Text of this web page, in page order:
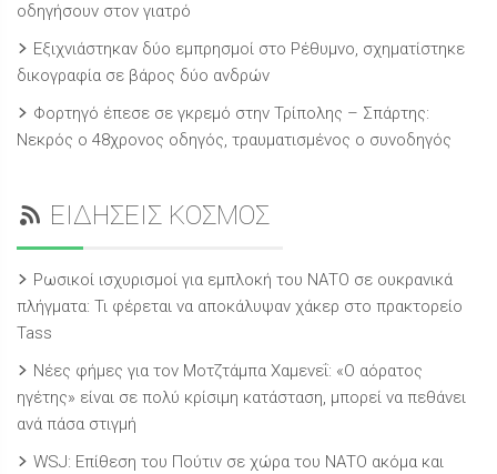
οδηγήσουν στον γιατρό
Εξιχνιάστηκαν δύο εμπρησμοί στο Ρέθυμνο, σχηματίστηκε
δικογραφία σε βάρος δύο ανδρών
Φορτηγό έπεσε σε γκρεμό στην Τρίπολης – Σπάρτης:
Νεκρός ο 48χρονος οδηγός, τραυματισμένος ο συνοδηγός
ΕΙΔΗΣΕΙΣ ΚΟΣΜΟΣ
Ρωσικοί ισχυρισμοί για εμπλοκή του ΝΑΤΟ σε ουκρανικά
πλήγματα: Τι φέρεται να αποκάλυψαν χάκερ στο πρακτορείο
Tass
Νέες φήμες για τον Μοτζτάμπα Χαμενεΐ: «Ο αόρατος
ηγέτης» είναι σε πολύ κρίσιμη κατάσταση, μπορεί να πεθάνει
ανά πάσα στιγμή
WSJ: Επίθεση του Πούτιν σε χώρα του ΝΑΤΟ ακόμα και